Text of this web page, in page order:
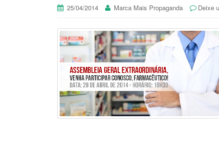
25/04/2014 Marca Mais Propaganda Deixe